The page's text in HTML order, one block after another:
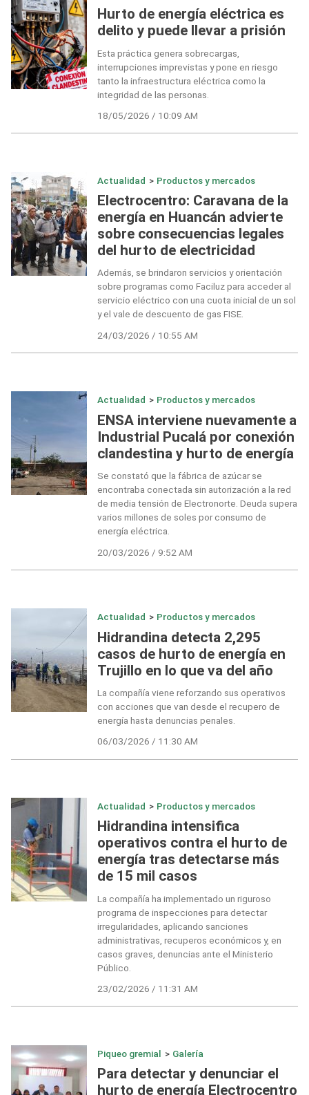
Hurto de energía eléctrica es
delito y puede llevar a prisión
Esta práctica genera sobrecargas,
interrupciones imprevistas y pone en riesgo
tanto la infraestructura eléctrica como la
integridad de las personas.
18/05/2026 / 10:09 AM
Actualidad > Productos y mercados
Electrocentro: Caravana de la
energía en Huancán advierte
sobre consecuencias legales
del hurto de electricidad
Además, se brindaron servicios y orientación
sobre programas como Faciluz para acceder al
servicio eléctrico con una cuota inicial de un sol
y el vale de descuento de gas FISE.
24/03/2026 / 10:55 AM
Actualidad > Productos y mercados
ENSA interviene nuevamente a
Industrial Pucalá por conexión
clandestina y hurto de energía
Se constató que la fábrica de azúcar se
encontraba conectada sin autorización a la red
de media tensión de Electronorte. Deuda supera
varios millones de soles por consumo de
energía eléctrica.
20/03/2026 / 9:52 AM
Actualidad > Productos y mercados
Hidrandina detecta 2,295
casos de hurto de energía en
Trujillo en lo que va del año
La compañía viene reforzando sus operativos
con acciones que van desde el recupero de
energía hasta denuncias penales.
06/03/2026 / 11:30 AM
Actualidad > Productos y mercados
Hidrandina intensifica
operativos contra el hurto de
energía tras detectarse más
de 15 mil casos
La compañía ha implementado un riguroso
programa de inspecciones para detectar
irregularidades, aplicando sanciones
administrativas, recuperos económicos y, en
casos graves, denuncias ante el Ministerio
Público.
23/02/2026 / 11:31 AM
Piqueo gremial > Galería
Para detectar y denunciar el
hurto de energía Electrocentro